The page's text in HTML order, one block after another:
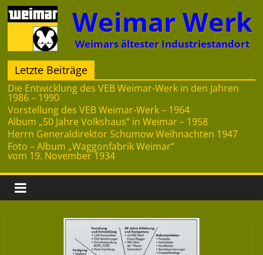
Zum
Inhalt
springen
Weimar Werk
Weimars ältester Industriestandort
Letzte Beiträge
Die Entwicklung des VEB Weimar-Werk in den Jahren
1986 – 1990
Vorstellung des VEB Weimar-Werk – 1964
Album „50 Jahre Volkshaus“ in Weimar – 1958
Herrn Generaldirektor Schumow Weihnachten 1947
Foto – Album „Waggonfabrik Weimar“
vom 19. November 1934